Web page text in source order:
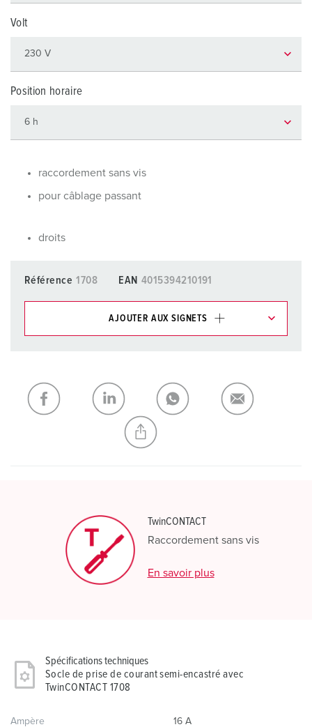
Volt
Position horaire
raccordement sans vis
pour câblage passant
droits
Référence 1708 EAN 4015394210191
AJOUTER AUX SIGNETS
Ma liste AJOUTER
CRÉER UNE NOUVELLE LISTE
TwinCONTACT
Raccordement sans vis
En savoir plus
Spécifications techniques
Socle de prise de courant semi-encastré avec
TwinCONTACT 1708
Ampère 16 A